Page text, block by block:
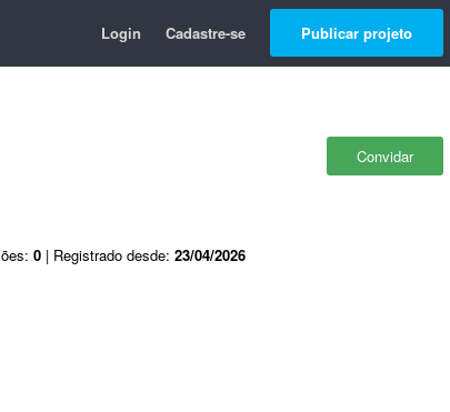
Login Cadastre-se Publicar projeto
Convidar
0 | Registrado desde: 23/04/2026